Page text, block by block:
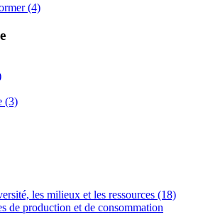
(4)
(3)
les milieux et les ressources (18)
de production et de consommation